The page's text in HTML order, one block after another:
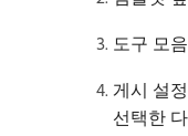
도구 모
게시 설
선택한